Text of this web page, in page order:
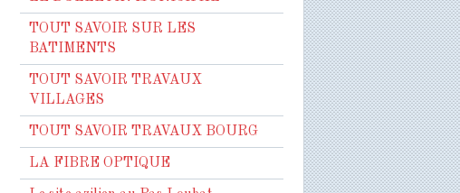
TOUT SAVOIR SUR LES
BATIMENTS
TOUT SAVOIR TRAVAUX
VILLAGES
TOUT SAVOIR TRAVAUX BOURG
LA FIBRE OPTIQUE